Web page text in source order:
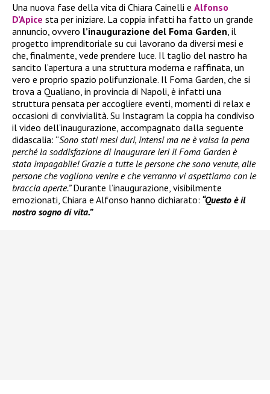
Una nuova fase della vita di Chiara Cainelli e Alfonso
D’Apice sta per iniziare. La coppia infatti ha fatto un grande
annuncio, ovvero l’inaugurazione del Foma Garden , il
progetto imprenditoriale su cui lavorano da diversi mesi e
che, finalmente, vede prendere luce. Il taglio del nastro ha
sancito l’apertura a una struttura moderna e raffinata, un
vero e proprio spazio polifunzionale. Il Foma Garden, che si
trova a Qualiano, in provincia di Napoli, è infatti una
struttura pensata per accogliere eventi, momenti di relax e
occasioni di convivialità. Su Instagram la coppia ha condiviso
il video dell’inaugurazione, accompagnato dalla seguente
didascalia: “Sono stati mesi duri, intensi ma ne è valsa la pena
perché la soddisfazione di inaugurare ieri il Foma Garden è
stata impagabile! Grazie a tutte le persone che sono venute, alle
persone che vogliono venire e che verranno vi aspettiamo con le
braccia aperte.”Durante l’inaugurazione, visibilmente
emozionati, Chiara e Alfonso hanno dichiarato: “Questo è il
nostro sogno di vita.”